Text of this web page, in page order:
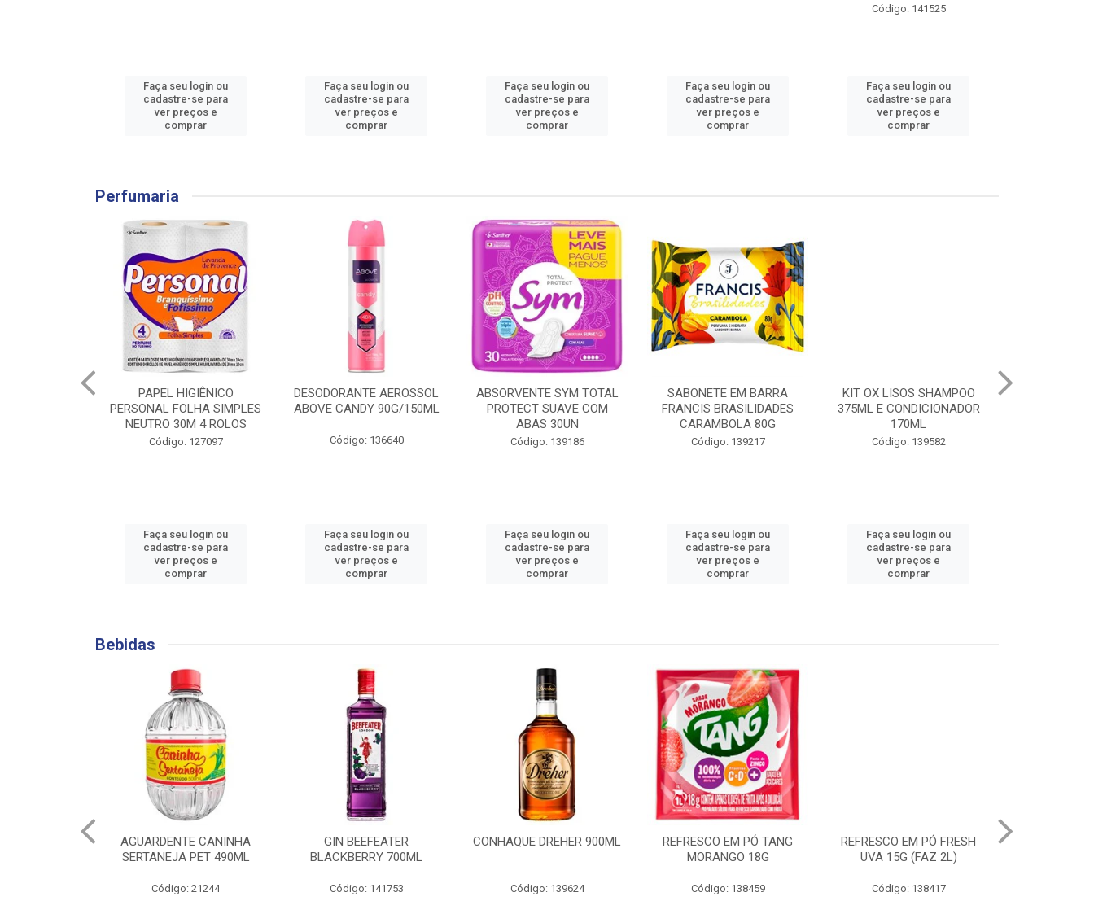
Faça seu login ou
cadastre-se para
ver preços e
comprar
Faça seu login ou
cadastre-se para
ver preços e
comprar
Faça seu login ou
cadastre-se para
ver preços e
comprar
Faça seu login ou
cadastre-se para
ver preços e
comprar
Código: 141525
Faça seu login ou
cadastre-se para
ver preços e
comprar
Perfumaria
PAPEL HIGIÊNICO
PERSONAL FOLHA SIMPLES
NEUTRO 30M 4 ROLOS
Código: 127097
Faça seu login ou
cadastre-se para
ver preços e
comprar
DESODORANTE AEROSSOL
ABOVE CANDY 90G/150ML
Código: 136640
Faça seu login ou
cadastre-se para
ver preços e
comprar
ABSORVENTE SYM TOTAL
PROTECT SUAVE COM
ABAS 30UN
Código: 139186
Faça seu login ou
cadastre-se para
ver preços e
comprar
SABONETE EM BARRA
FRANCIS BRASILIDADES
CARAMBOLA 80G
Código: 139217
Faça seu login ou
cadastre-se para
ver preços e
comprar
KIT OX LISOS SHAMPOO
375ML E CONDICIONADOR
170ML
Código: 139582
Faça seu login ou
cadastre-se para
ver preços e
comprar
Bebidas
AGUARDENTE CANINHA
SERTANEJA PET 490ML
Código: 21244
GIN BEEFEATER
BLACKBERRY 700ML
Código: 141753
CONHAQUE DREHER 900ML
Código: 139624
REFRESCO EM PÓ TANG
MORANGO 18G
Código: 138459
REFRESCO EM PÓ FRESH
UVA 15G (FAZ 2L)
Código: 138417